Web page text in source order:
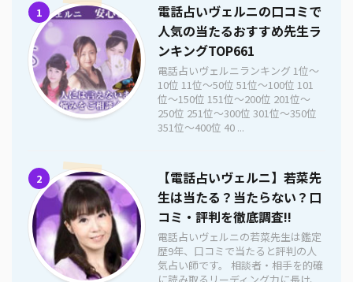
1
電話占いヴェルニの口コミで
人気の当たるおすすめ先生ラ
ンキングTOP661
電話占いヴェルニランキング 1位〜
10位 11位〜50位 51位〜100位 101
位〜150位 151位〜200位 201位〜
250位 251位〜300位 301位〜350位
351位〜400位 40 ...
2
【電話占いヴェルニ】若菜先
生は当たる？当たらない？口
コミ・評判を徹底調査!!
電話占いヴェルニの若菜先生は鑑定
歴9年、口コミで当たると評判の人
気占い師です。 相談者・相手を的確